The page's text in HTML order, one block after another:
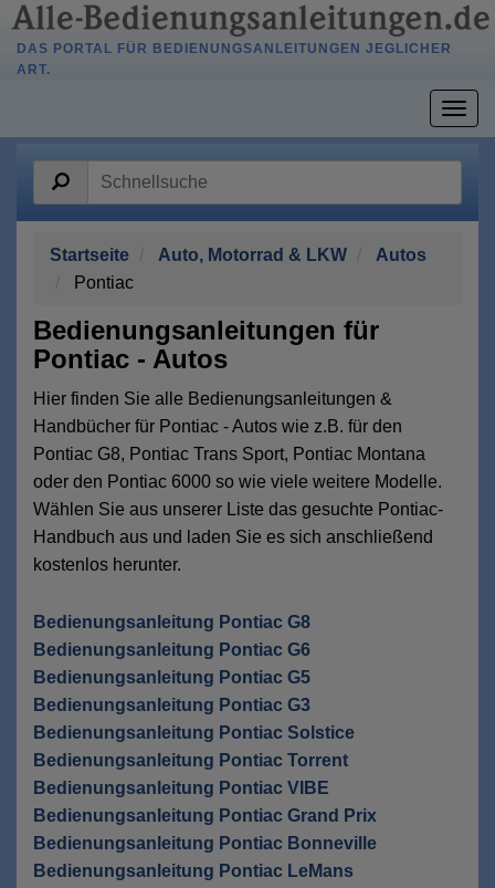
DAS PORTAL FÜR BEDIENUNGSANLEITUNGEN JEGLICHER
ART.
Startseite Auto, Motorrad & LKW
Autos
Pontiac
Bedienungsanleitungen für
Pontiac - Autos
Hier finden Sie alle Bedienungsanleitungen &
Handbücher für Pontiac - Autos wie z.B. für den
Pontiac G8, Pontiac Trans Sport, Pontiac Montana
oder den Pontiac 6000 so wie viele weitere Modelle.
Wählen Sie aus unserer Liste das gesuchte Pontiac-
Handbuch aus und laden Sie es sich anschließend
kostenlos herunter.
Bedienungsanleitung Pontiac G8
Bedienungsanleitung Pontiac G6
Bedienungsanleitung Pontiac G5
Bedienungsanleitung Pontiac G3
Bedienungsanleitung Pontiac Solstice
Bedienungsanleitung Pontiac Torrent
Bedienungsanleitung Pontiac VIBE
Bedienungsanleitung Pontiac Grand Prix
Bedienungsanleitung Pontiac Bonneville
Bedienungsanleitung Pontiac LeMans